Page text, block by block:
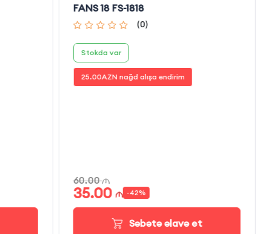
FANS 18 FS-1818
(0)
Stokda var
25.00AZN nağd alışa endirim
60.00
35.00 -42%
Səbətə əlavə et